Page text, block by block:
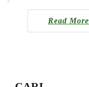
Read More